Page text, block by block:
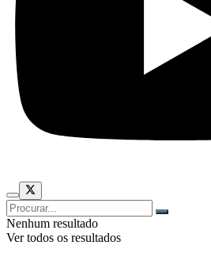
Nenhum resultado
Ver todos os resultados